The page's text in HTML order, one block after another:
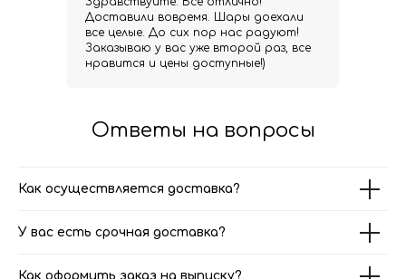
Доставили вовремя. Шары доехали
все целые. До сих пор нас радуют!
Заказываю у вас уже второй раз, все
нравится и цены доступные!)
Ответы на вопросы
Как осуществляется доставка?
У вас есть срочная доставка?
Как оформить заказ на выписку?